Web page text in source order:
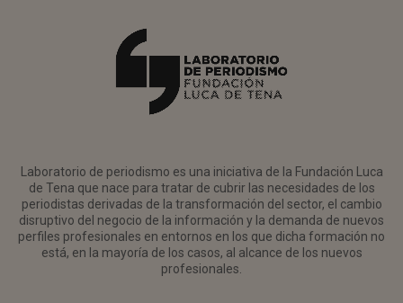
Laboratorio de periodismo es una iniciativa de la Fundación Luca
de Tena que nace para tratar de cubrir las necesidades de los
periodistas derivadas de la transformación del sector, el cambio
disruptivo del negocio de la información y la demanda de nuevos
perfiles profesionales en entornos en los que dicha formación no
está, en la mayoría de los casos, al alcance de los nuevos
profesionales.